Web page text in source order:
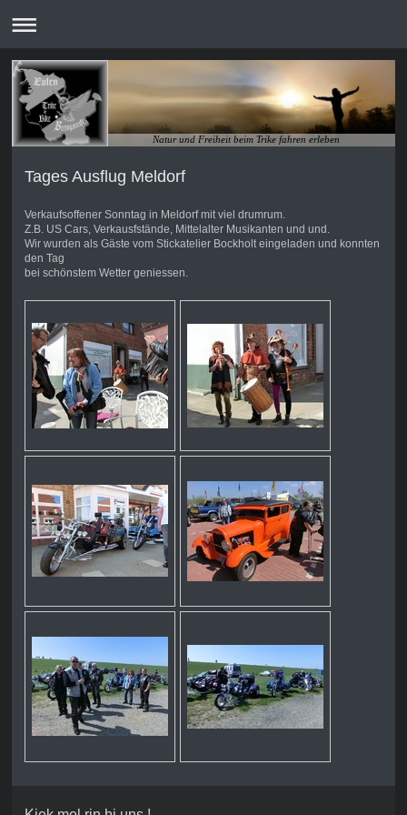
Natur und Freiheit beim Trike fahren erleben
Tages Ausflug Meldorf
Verkaufsoffener Sonntag in Meldorf mit viel drumrum.
Z.B. US Cars, Verkausfstände, Mittelalter Musikanten und und.
Wir wurden als Gäste vom Stickatelier Bockholt eingeladen und konnten
den Tag
bei schönstem Wetter geniessen.